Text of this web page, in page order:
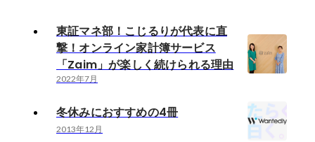
東証マネ部！こじるりが代表に直
撃！オンライン家計簿サービス
「Zaim」が楽しく続けられる理由
2022年7月
冬休みにおすすめの4冊
2013年12月